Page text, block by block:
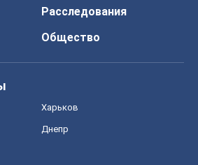
Расследования
Общество
Харьков
Днепр